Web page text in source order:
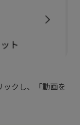
クし、「動画を